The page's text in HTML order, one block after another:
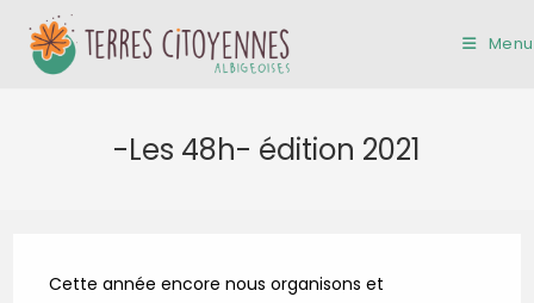
content
Menu
-Les 48h- édition 2021
Cette année encore nous organisons et